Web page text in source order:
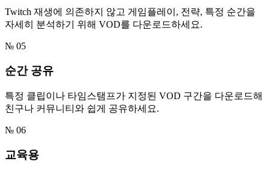
Twitch 재생에 의존하지 않고 게임플레이, 전략, 특정 순간을
자세히 분석하기 위해 VOD를 다운로드하세요.
№ 05
순간 공유
특정 클립이나 타임스탬프가 지정된 VOD 구간을 다운로드해
친구나 커뮤니티와 쉽게 공유하세요.
№ 06
교육용